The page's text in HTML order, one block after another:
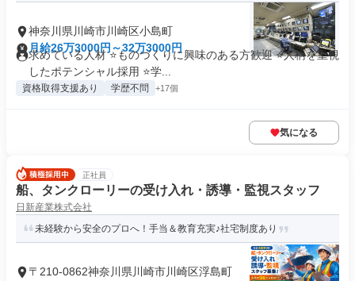
神奈川県川崎市川崎区小島町
月給26万3000円～32万3000円
求めている人材 ⭐ものづくりに興味のある方歓迎 ⭐人柄を重視
したポテンシャル採用 ⭐学...
資格取得支援あり 学歴不問 +17個
気になる
正社員
船、タンクローリーの受け入れ・誘導・監視スタッフ
日新産業株式会社
未経験から安全のプロへ！手当＆教育充実♪社宅制度あり
〒210-0862神奈川県川崎市川崎区浮島町